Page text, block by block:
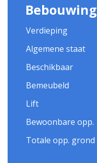
Bebouwing
Verdieping
Algemene staat
Beschikbaar
Bemeubeld
Lift
Bewoonbare opp.
Totale opp. grond